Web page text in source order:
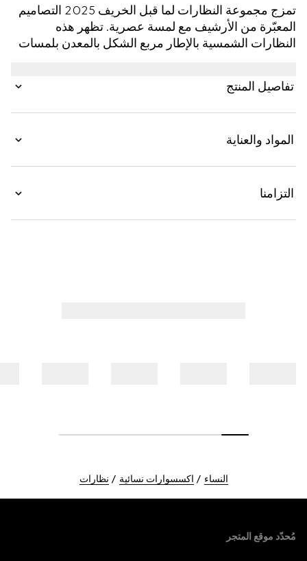
تمزج مجموعة النظارات لما قبل الخريف 2025 التصاميم
المعبّرة من الأرشيف مع لمسة عصرية. تظهر هذه
النظارات الشمسية بالإطار مربع الشكل بالمعدن بلمسات
تفاصيل المنتج
المواد والعناية
التزامنا
النساء اكسسوارات نسائية نظارات
مُحدّد موقع المتجر